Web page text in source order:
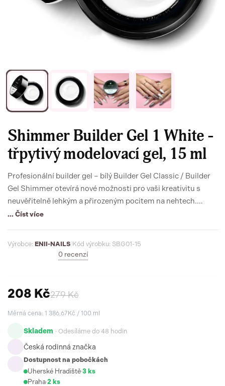
Shimmer Builder Gel 1 White -
třpytivý modelovací gel, 15 ml
Profesionální builder gel – bílý Builder Gel Classic / Builder
Gel Shimmer otevírá nové možnosti pro vaši kreativitu s
neuvěřitelně lehkým a přirozeným pocitem na nehtech.
Flexibilní viskozita, funkce báze i builderu – modelačního
... Číst více
Výrobce: ENII-NAILS Kód výrobku: SBG01-15
0 recenzí
208 Kč279 Kč
Měrná cena: 1 386,67Kč / 100 ml
Skladem · Odesíláme do 48 hodin
Česká rodinná značka
Dostupnost na pobočkách
Uherské Hradiště·3 ks
Praha·2 ks